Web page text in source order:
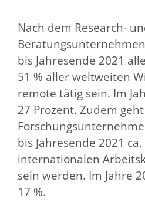
Nach dem Research-
bis Jahresende 2021
51 % aller weltweiten
remote tätig sein. Im
27 Prozent. Zudem
bis Jahresende 2021
internationalen
sein werden. Im Jahre
17 %.